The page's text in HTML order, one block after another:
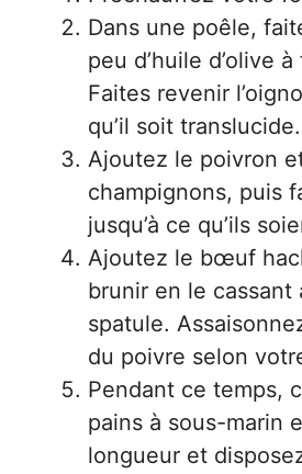
Dans une poêle,
peu d’huile d’olive
Faites revenir
qu’il soit translucide.
Ajoutez le poivron
champignons, puis
jusqu’à ce qu’ils
Ajoutez le bœuf
brunir en le cassant
spatule.
du poivre selon
Pendant ce temps,
pains à sous-marin
longueur et